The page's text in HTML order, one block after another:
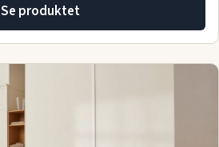
Se produktet